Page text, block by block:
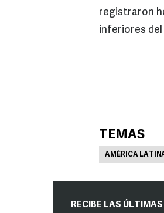
registraron
inferiores
TEMAS
AMÉRICA
RECIBE LAS